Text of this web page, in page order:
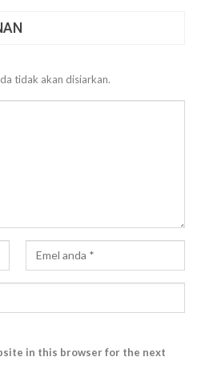
tidak akan disiarkan.
in this browser for the next